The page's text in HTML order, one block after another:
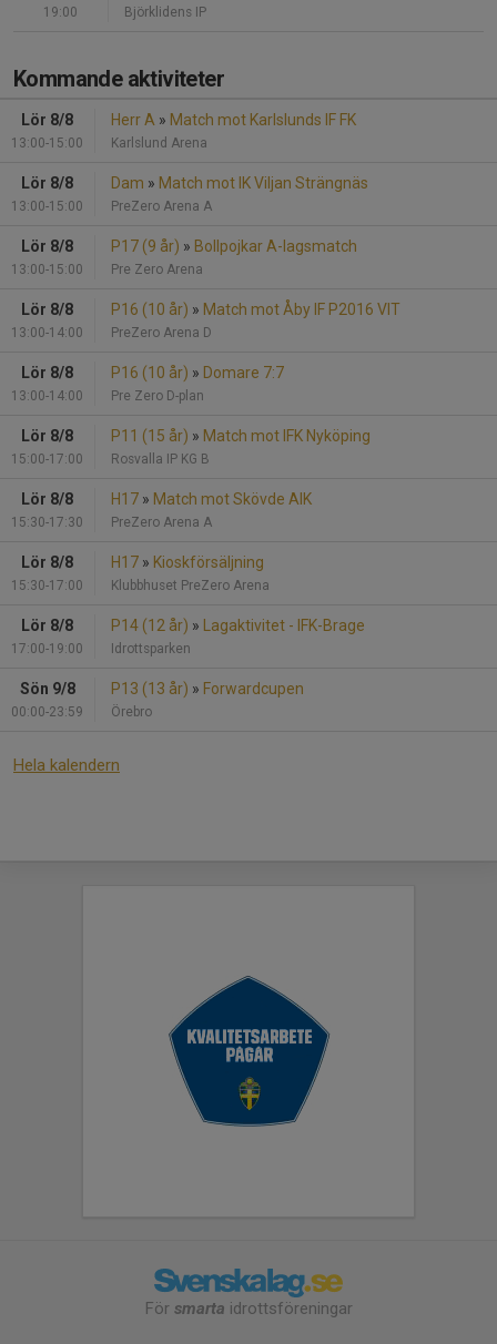
19:00 Björklidens IP
Kommande aktiviteter
Lör 8/8
13:00-15:00
Herr A » Match mot Karlslunds IF FK
Karlslund Arena
Lör 8/8
13:00-15:00
Dam » Match mot IK Viljan Strängnäs
PreZero Arena A
Lör 8/8
13:00-15:00
P17 (9 år) » Bollpojkar A-lagsmatch
Pre Zero Arena
Lör 8/8
13:00-14:00
P16 (10 år) » Match mot Åby IF P2016 VIT
PreZero Arena D
Lör 8/8
13:00-14:00
P16 (10 år) » Domare 7:7
Pre Zero D-plan
Lör 8/8
15:00-17:00
P11 (15 år) » Match mot IFK Nyköping
Rosvalla IP KG B
Lör 8/8
15:30-17:30
H17 » Match mot Skövde AIK
PreZero Arena A
Lör 8/8
15:30-17:00
H17 » Kioskförsäljning
Klubbhuset PreZero Arena
Lör 8/8
17:00-19:00
P14 (12 år) » Lagaktivitet - IFK-Brage
Idrottsparken
Sön 9/8
00:00-23:59
P13 (13 år) » Forwardcupen
Örebro
Hela kalendern
För smarta idrottsföreningar